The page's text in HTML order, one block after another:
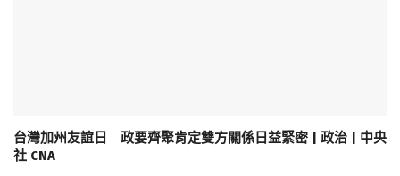
台灣加州友誼日 政要齊聚肯定雙方關係日益緊密 | 政治 | 中央
社 CNA